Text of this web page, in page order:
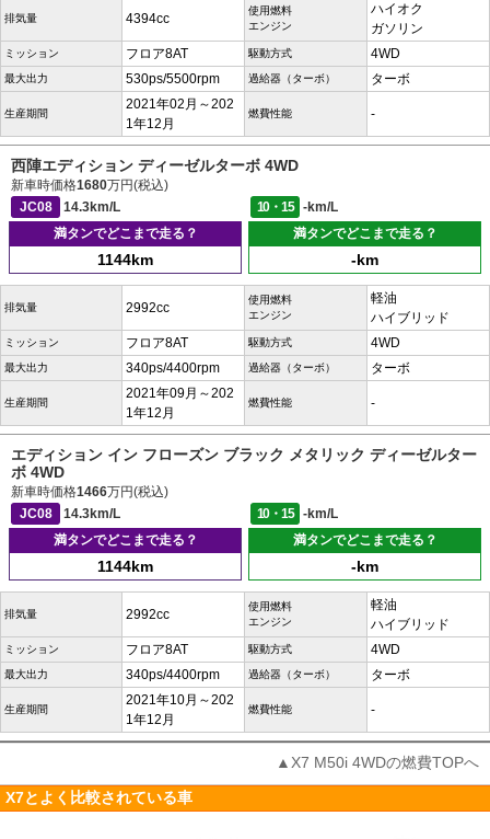
排気量 4394cc
使用燃料
エンジン
ハイオク
ガソリン
ミッション フロア8AT 駆動方式 4WD
最大出力 530ps/5500rpm 過給器（ターボ） ターボ
生産期間
2021年02月～202
1年12月
燃費性能 -
西陣エディション ディーゼルターボ 4WD
新車時価格1680万円(税込)
JC08
14.3km/L 10・15
-km/L
満タンでどこまで走る？
1144km
満タンでどこまで走る？
-km
排気量 2992cc
使用燃料
エンジン
軽油
ハイブリッド
ミッション フロア8AT 駆動方式 4WD
最大出力 340ps/4400rpm 過給器（ターボ） ターボ
生産期間
2021年09月～202
1年12月
燃費性能 -
エディション イン フローズン ブラック メタリック ディーゼルター
ボ 4WD
新車時価格1466万円(税込)
JC08
14.3km/L 10・15
-km/L
満タンでどこまで走る？
1144km
満タンでどこまで走る？
-km
排気量 2992cc
使用燃料
エンジン
軽油
ハイブリッド
ミッション フロア8AT 駆動方式 4WD
最大出力 340ps/4400rpm 過給器（ターボ） ターボ
生産期間
2021年10月～202
1年12月
燃費性能 -
▲X7 M50i 4WDの燃費TOPへ
X7とよく比較されている車